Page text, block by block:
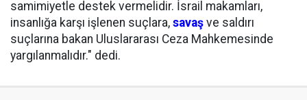
samimiyetle destek vermelidir. İsrail makamları,
insanlığa karşı işlenen suçlara, savaş ve saldırı
suçlarına bakan Uluslararası Ceza Mahkemesinde
yargılanmalıdır." dedi.